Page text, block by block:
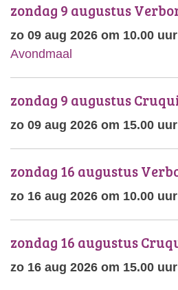
zondag 9 augustus
zo 09 aug 2026 om 10.00 uur
Avondmaal
zondag 9 augustus
zo 09 aug 2026 om 15.00 uur
zondag 16 augustus
zo 16 aug 2026 om 10.00 uur
zondag 16 augustus
zo 16 aug 2026 om 15.00 uur